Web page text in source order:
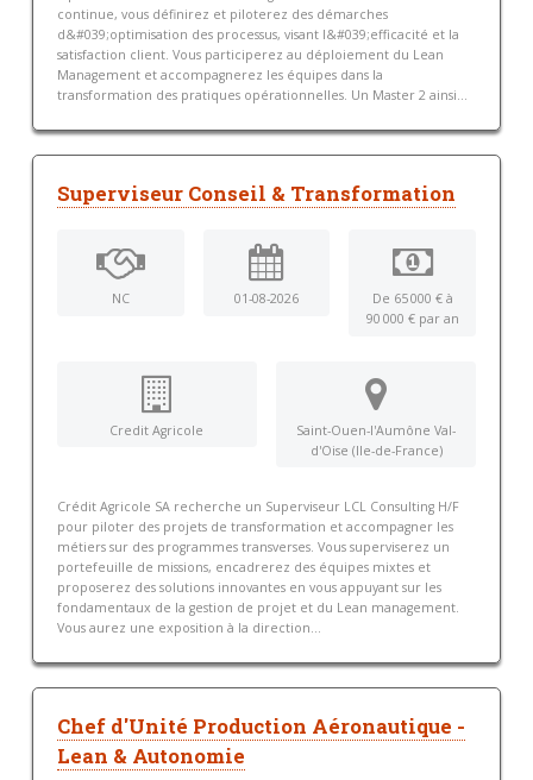
continue, vous définirez et piloterez des démarches
d&#039;optimisation des processus, visant l&#039;efficacité et la
satisfaction client. Vous participerez au déploiement du Lean
Management et accompagnerez les équipes dans la
transformation des pratiques opérationnelles. Un Master 2 ainsi...
Superviseur Conseil & Transformation
NC 01-08-2026
De 65 000 € à
90 000 € par an
Credit Agricole
Saint-Ouen-l'Aumône Val-
d'Oise (Ile-de-France)
Crédit Agricole SA recherche un Superviseur LCL Consulting H/F
pour piloter des projets de transformation et accompagner les
métiers sur des programmes transverses. Vous superviserez un
portefeuille de missions, encadrerez des équipes mixtes et
proposerez des solutions innovantes en vous appuyant sur les
fondamentaux de la gestion de projet et du Lean management.
Vous aurez une exposition à la direction...
Chef d'Unité Production Aéronautique -
Lean & Autonomie